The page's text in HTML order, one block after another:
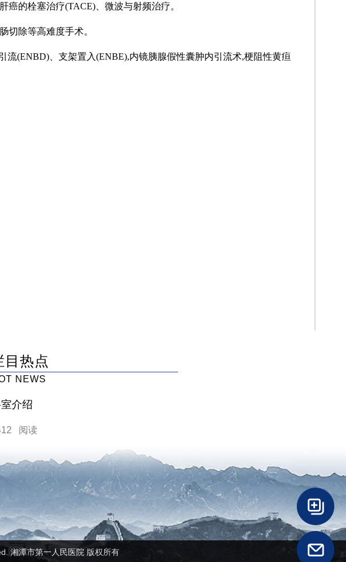
的栓塞治疗(TACE)、微波与射频治疗。
切除等高难度手术。
流(ENBD)、支架置入(ENBE),内镜胰腺假性囊肿内引流术,梗阻性黄疸
目热点
NEWS
介绍
阅读
湘潭市第一人民医院 版权所有